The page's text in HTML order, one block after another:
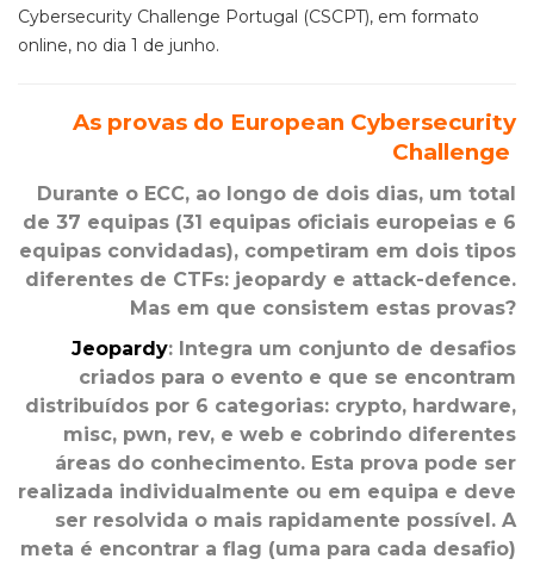
Cybersecurity Challenge Portugal (CSCPT), em formato
online, no dia 1 de junho.
As provas do European Cybersecurity
Challenge
Durante o ECC, ao longo de dois dias, um total
de 37 equipas (31 equipas oficiais europeias e 6
equipas convidadas), competiram em dois tipos
diferentes de CTFs: jeopardy e attack-defence.
Mas em que consistem estas provas?
Jeopardy: Integra um conjunto de desafios
criados para o evento e que se encontram
distribuídos por 6 categorias: crypto, hardware,
misc, pwn, rev, e web e cobrindo diferentes
áreas do conhecimento. Esta prova pode ser
realizada individualmente ou em equipa e deve
ser resolvida o mais rapidamente possível. A
meta é encontrar a flag (uma para cada desafio)